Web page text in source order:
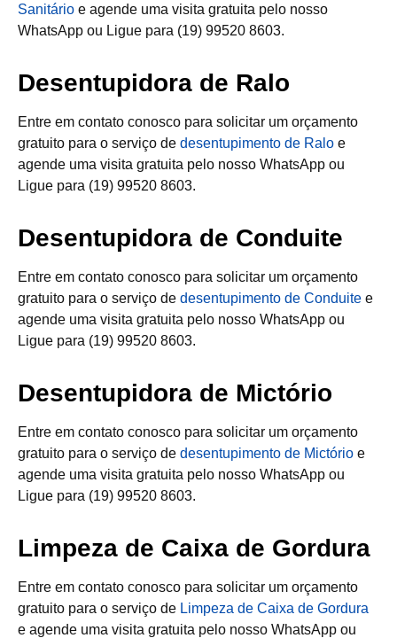
Sanitário e agende uma visita gratuita pelo nosso
WhatsApp ou Ligue para (19) 99520 8603.
Desentupidora de Ralo
Entre em contato conosco para solicitar um orçamento
gratuito para o serviço de desentupimento de Ralo e
agende uma visita gratuita pelo nosso WhatsApp ou
Ligue para (19) 99520 8603.
Desentupidora de Conduite
Entre em contato conosco para solicitar um orçamento
gratuito para o serviço de desentupimento de Conduite e
agende uma visita gratuita pelo nosso WhatsApp ou
Ligue para (19) 99520 8603.
Desentupidora de Mictório
Entre em contato conosco para solicitar um orçamento
gratuito para o serviço de desentupimento de Mictório e
agende uma visita gratuita pelo nosso WhatsApp ou
Ligue para (19) 99520 8603.
Limpeza de Caixa de Gordura
Entre em contato conosco para solicitar um orçamento
gratuito para o serviço de Limpeza de Caixa de Gordura
e agende uma visita gratuita pelo nosso WhatsApp ou